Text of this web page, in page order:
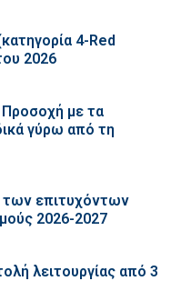
4-Red
2026
με τα
γύρω από τη
των επιτυχόντων
2026-2027
λειτουργίας από 3